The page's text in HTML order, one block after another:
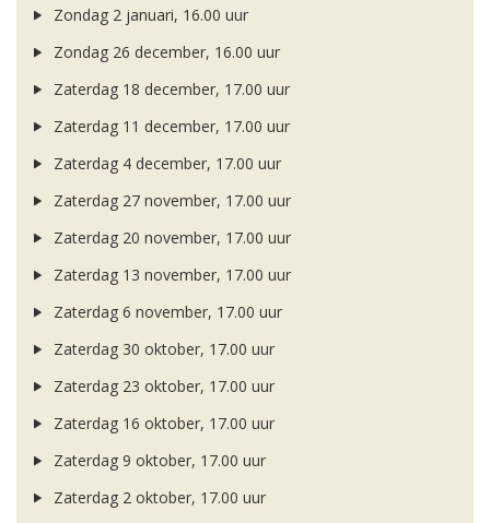
Zondag 2 januari, 16.00 uur
Zondag 26 december, 16.00 uur
Zaterdag 18 december, 17.00 uur
Zaterdag 11 december, 17.00 uur
Zaterdag 4 december, 17.00 uur
Zaterdag 27 november, 17.00 uur
Zaterdag 20 november, 17.00 uur
Zaterdag 13 november, 17.00 uur
Zaterdag 6 november, 17.00 uur
Zaterdag 30 oktober, 17.00 uur
Zaterdag 23 oktober, 17.00 uur
Zaterdag 16 oktober, 17.00 uur
Zaterdag 9 oktober, 17.00 uur
Zaterdag 2 oktober, 17.00 uur